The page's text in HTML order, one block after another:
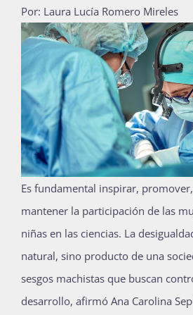
Bienvenida
Por: Laura Lucía Romero Mireles
Es fundamental inspirar,
mantener la participación de las
niñas en las ciencias. La
natural, sino producto de una
sesgos machistas que buscan
desarrollo, afirmó Ana Carolina